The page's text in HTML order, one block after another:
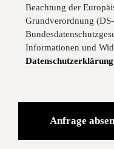
Beachtung der
Grundverordnung
Informationen und
Datenschutzerklärung